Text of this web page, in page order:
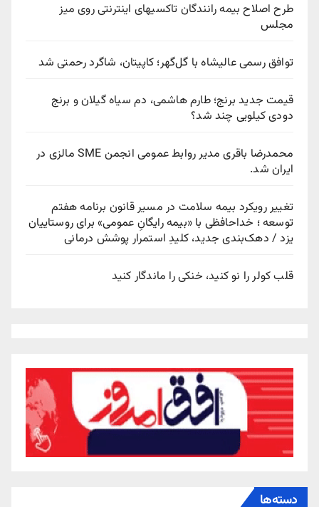
طرح اصلاح بیمه رانندگان تاکسیهای اینترنتی روی میز
مجلس
توافق رسمی عالیشاه با گل‌گهر؛ کاپیتان، شاگرد رحمتی شد
قیمت جدید برنج؛ طارم هاشمی، دم سیاه گیلان و برنج
دودی کیلویی چند شد؟
محمدرضا باقری مدیر روابط عمومی انجمن SME مالزی در
ایران شد.
تغییر رویکرد بیمه سلامت در مسیر قانون برنامه هفتم
توسعه ؛ خداحافظی با «بیمه رایگانِ عمومی» برای روستاییان
یزد / دهک‌بندی جدید، کلیدِ استمرار پوشش درمانی
قلب کولر را نو کنید، خنکی را ماندگار کنید
دسته‌ها